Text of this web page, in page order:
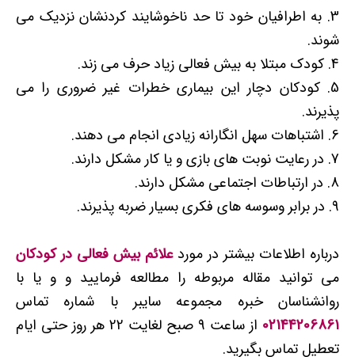
به اطرافیان خود تا حد ناخوشایند کردنشان نزدیک می
شوند.
کودک مبتلا به بیش فعالی زیاد حرف می زند.
کودکان دچار این بیماری خطرات غیر ضروری را می
پذیرند.
اشتباهات سهل انگارانه زیادی انجام می دهند.
در رعایت نوبت های بازی و یا کار مشکل دارند.
در ارتباطات اجتماعی مشکل دارند.
در برابر وسوسه های فکری بسیار ضربه پذیرند.
درباره اطلاعات بیشتر در موردعلائم بیش فعالی در کودکان
می توانید مقاله مربوطه را مطالعه فرمایید و و یا با
روانشناسان خبره مجموعه سایبر با شماره تماس
02144206861
از ساعت 9 صبح لغایت 22 هر روز حتی ایام
تعطیل تماس بگیرید.